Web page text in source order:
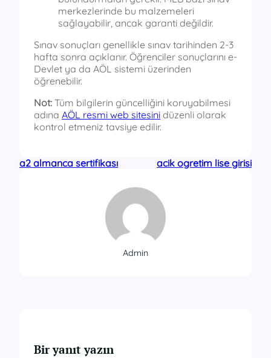
merkezlerinde bu malzemeleri
sağlayabilir, ancak garanti değildir.
Sınav sonuçları genellikle sınav tarihinden 2-3
hafta sonra açıklanır. Öğrenciler sonuçlarını e-
Devlet ya da AÖL sistemi üzerinden
öğrenebilir.
Not: Tüm bilgilerin güncelliğini koruyabilmesi
adına AÖL resmi web sitesini düzenli olarak
kontrol etmeniz tavsiye edilir.
a2 almanca sertifikası acik ogretim lise girisi
Admin
Bir yanıt yazın